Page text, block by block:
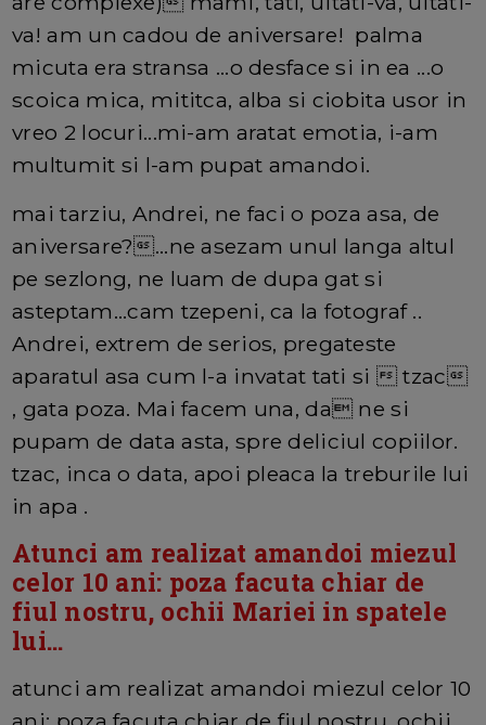
va! am un cadou de aniversare! palma
micuta era stransa ...o desface si in ea ...o
scoica mica, mititca, alba si ciobita usor in
vreo 2 locuri...mi-am aratat emotia, i-am
multumit si l-am pupat amandoi.
mai tarziu, Andrei, ne faci o poza asa, de
aniversare?...ne asezam unul langa altul
pe sezlong, ne luam de dupa gat si
asteptam...cam tzepeni, ca la fotograf ..
Andrei, extrem de serios, pregateste
aparatul asa cum l-a invatat tati si  tzac
, gata poza. Mai facem una, da ne si
pupam de data asta, spre deliciul copiilor.
tzac, inca o data, apoi pleaca la treburile lui
in apa .
Atunci am realizat amandoi miezul
celor 10 ani: poza facuta chiar de
fiul nostru, ochii Mariei in spatele
lui...
atunci am realizat amandoi miezul celor 10